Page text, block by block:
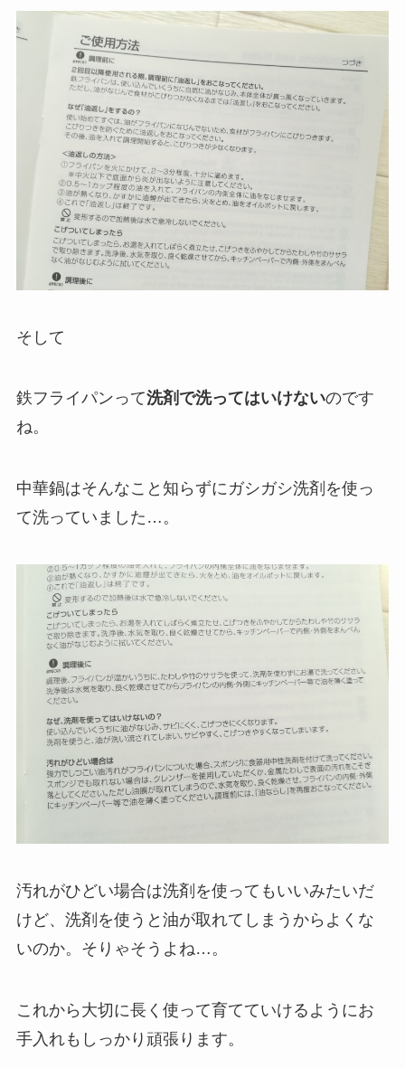
そして
鉄フライパンって洗剤で洗ってはいけないのです
ね。
中華鍋はそんなこと知らずにガシガシ洗剤を使っ
て洗っていました…。
汚れがひどい場合は洗剤を使ってもいいみたいだ
けど、洗剤を使うと油が取れてしまうからよくな
いのか。そりゃそうよね…。
これから大切に長く使って育てていけるようにお
手入れもしっかり頑張ります。